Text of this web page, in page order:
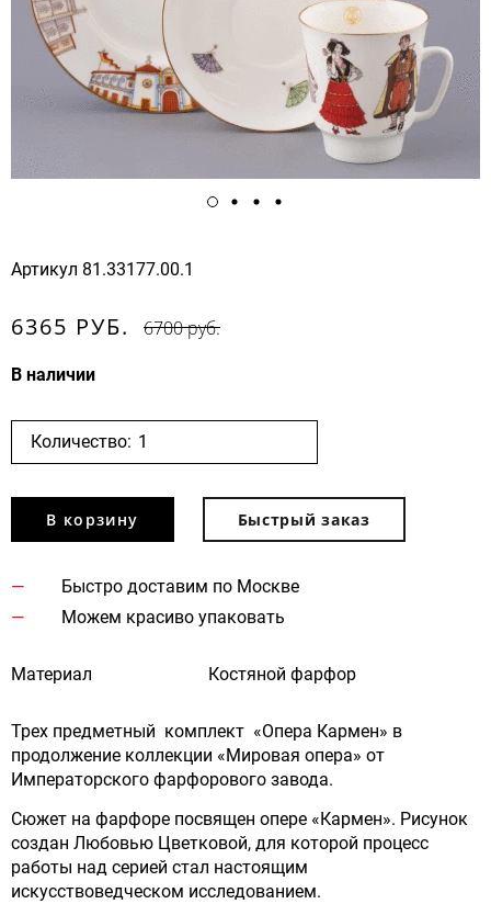
Артикул 81.33177.00.1
6365 РУБ. 6700 руб.
В наличии
Количество:
В корзину Быстрый заказ
Быстро доставим по Москве
Можем красиво упаковать
Материал Костяной фарфор
Трех предметный комплект «Опера Кармен» в
продолжение коллекции «Мировая опера» от
Императорского фарфорового завода.
Сюжет на фарфоре посвящен опере «Кармен». Рисунок
создан Любовью Цветковой, для которой процесс
работы над серией стал настоящим
искусствоведческом исследованием.